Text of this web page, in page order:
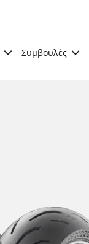
Συμβουλές